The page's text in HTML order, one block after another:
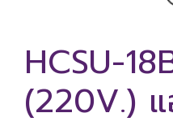
HCSU-
(220V.) แ